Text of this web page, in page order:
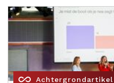
all_inclusive Achtergrondartikel